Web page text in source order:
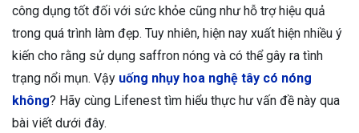
công dụng tốt đối với sức khỏe cũng như hỗ trợ hiệu quả
trong quá trình làm đẹp. Tuy nhiên, hiện nay xuất hiện nhiều ý
kiến cho rằng sử dụng saffron nóng và có thể gây ra tình
trạng nổi mụn. Vậy uống nhụy hoa nghệ tây có nóng
không? Hãy cùng Lifenest tìm hiểu thực hư vấn đề này qua
bài viết dưới đây.